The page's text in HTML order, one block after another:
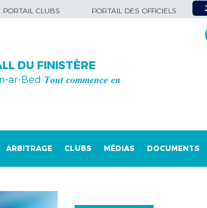
PORTAIL CLUBS PORTAIL DES OFFICIELS
DU FINISTÈRE
Bed 𝑻𝒐𝒖𝒕 𝒄𝒐𝒎𝒎𝒆𝒏𝒄𝒆 𝒆𝒏
ARBITRAGE CLUBS MÉDIAS DOCUMENTS